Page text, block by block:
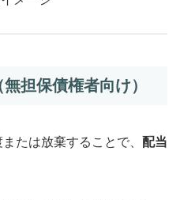
担保債権者向け）
たは放棄することで、 配当